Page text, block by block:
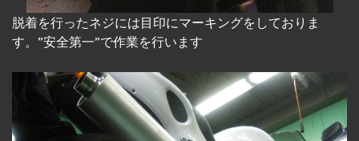
脱着を行ったネジには目印にマーキングをしておりま
す。”安全第一”で作業を行います